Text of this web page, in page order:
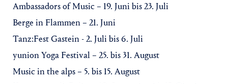
Ambassadors of Music – 19. Juni bis 23. Juli
Berge in Flammen – 21. Juni
Tanz:Fest Gastein - 2. Juli bis 6. Juli
yunion Yoga Festival – 25. bis 31. August
Music in the alps – 5. bis 15. August